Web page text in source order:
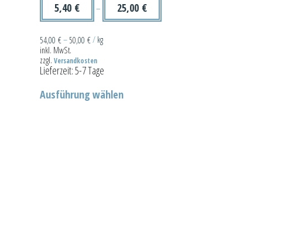
5,40 € – 25,00 €
54,00€– 50,00€/ kg
inkl. MwSt.
zzgl.Versandkosten
Lieferzeit:5-7 Tage
Ausführung wählenProdukt